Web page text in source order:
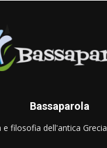
Bassaparola
e filosofia dell'antica Grecia